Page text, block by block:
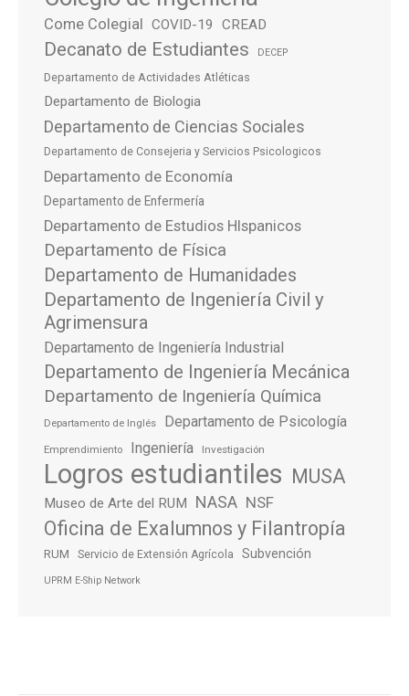
Come Colegial COVID-19 CREAD
Decanato de Estudiantes DECEP
Departamento de Actividades Atléticas
Departamento de Biologia
Departamento de Ciencias Sociales
Departamento de Consejeria y Servicios Psicologicos
Departamento de Economía
Departamento de Enfermería
Departamento de Estudios HIspanicos
Departamento de Física
Departamento de Humanidades
Departamento de Ingeniería Civil y
Agrimensura
Departamento de Ingeniería Industrial
Departamento de Ingeniería Mecánica
Departamento de Ingeniería Química
Departamento de Inglés Departamento de Psicología
Emprendimiento Ingeniería Investigación
Logros estudiantiles MUSA
Museo de Arte del RUM NASA NSF
Oficina de Exalumnos y Filantropía
RUM Servicio de Extensión Agrícola Subvención
UPRM E-Ship Network